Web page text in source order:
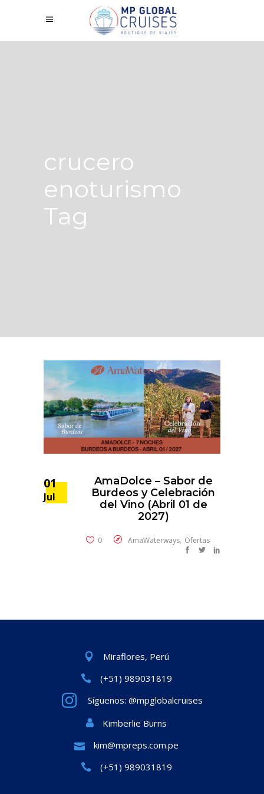
crucero
enoturismo
Tag
01
Jul
AmaDolce – Sabor de
Burdeos y Celebración
del Vino (Abril 01 de
2027)
0 AmaWaterways, Ofertas
Miraflores, Perú
(+51) 989031819
Síguenos: @mpglobalcruises
Kimberlie Burns
kim@mpreps.com.pe
(+51) 989031819